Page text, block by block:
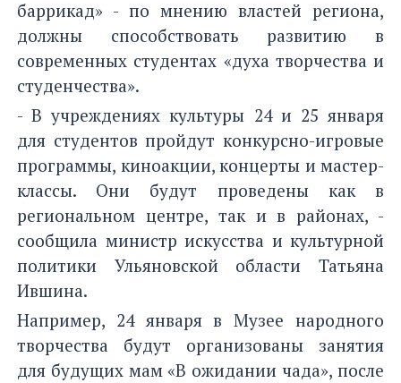
баррикад» - по мнению властей региона,
должны способствовать развитию в
современных студентах «духа творчества и
студенчества».
- В учреждениях культуры 24 и 25 января
для студентов пройдут конкурсно-игровые
программы, киноакции, концерты и мастер-
классы. Они будут проведены как в
региональном центре, так и в районах, -
сообщила министр искусства и культурной
политики Ульяновской области Татьяна
Ившина.
Например, 24 января в Музее народного
творчества будут организованы занятия
для будущих мам «В ожидании чада», после